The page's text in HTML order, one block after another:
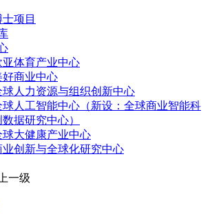
士项目
亚体育产业中心
好商业中心
球人力资源与组织创新中心
球人工智能中心（新设：全球商业智能科
数据研究中心）
球大健康产业中心
业创新与全球化研究中心